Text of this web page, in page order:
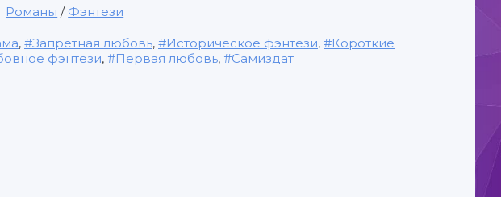
Романы / Фэнтези
, Запретная любовь, Историческое фэнтези,
Короткие
фэнтези, Первая любовь, Самиздат